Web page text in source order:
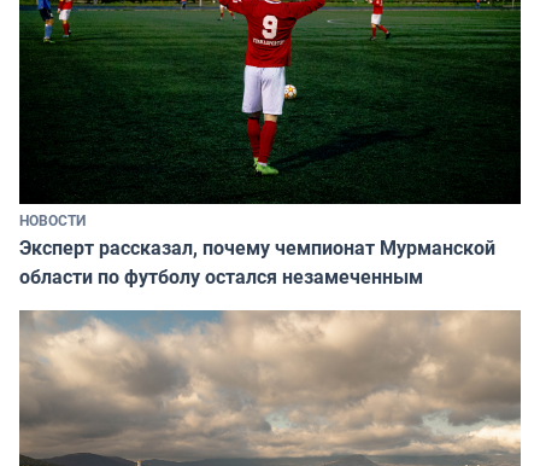
НОВОСТИ
Эксперт рассказал, почему чемпионат Мурманской
области по футболу остался незамеченным